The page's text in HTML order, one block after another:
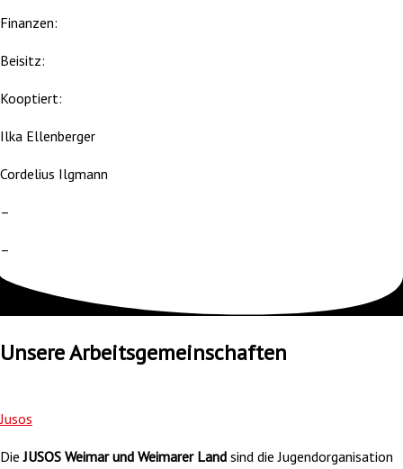
Finanzen:
Beisitz:
Kooptiert:
Ilka Ellenberger
Cordelius Ilgmann
–
–
Unsere Arbeitsgemeinschaften
Jusos
DieJUSOS Weimar und Weimarer Land sind die Jugendorganisation